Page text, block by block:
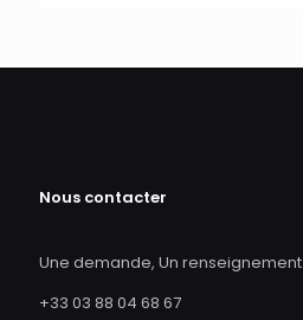
Nous contacter
Une demande, Un renseignement
+33 03 88 04 68 67